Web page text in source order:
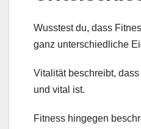
Wusstest du, dass
ganz unterschiedliche
Vitalität beschreibt,
und vital ist.
Fitness hingegen